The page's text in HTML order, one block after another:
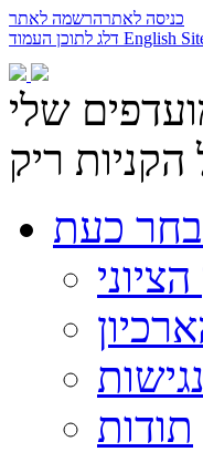
כניסה לאתרהרשמה לאתר
English
שלי
הקניות ריק
כעת
תודות